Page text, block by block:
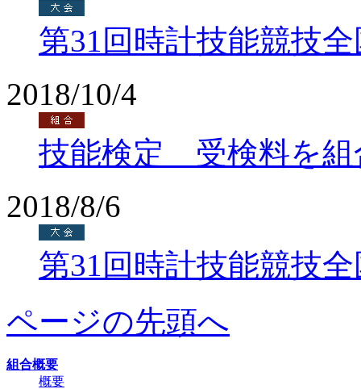
第31回時計技能競技
2018/10/4
技能検定 受検料を組
2018/8/6
第31回時計技能競技
ページの先頭へ
組合概要
概要